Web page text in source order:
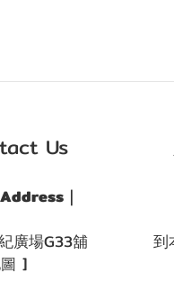
Us
｜
廣場G33舖
]
到